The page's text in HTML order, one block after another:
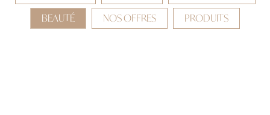
BEAUTÉ
NOS OFFRES PRODUITS